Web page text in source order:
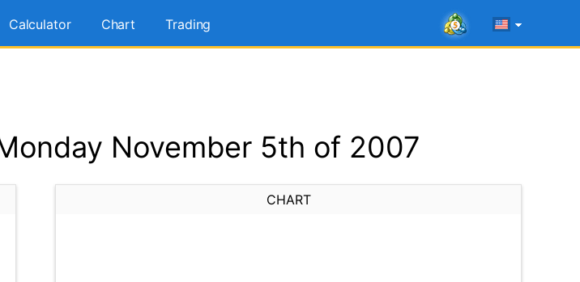
Calculator Chart Trading
November 5th of 2007
CHART